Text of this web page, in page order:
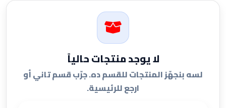
لا يوجد منتجات حالياً
لسه بنجهّز المنتجات للقسم ده. جرّب قسم تاني أو
ارجع للرئيسية.